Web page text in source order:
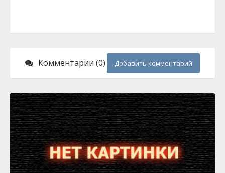
Комментарии (0) Добавить комментарий